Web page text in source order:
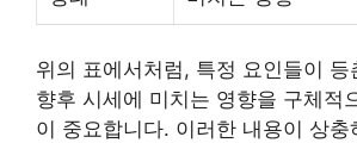
위의 표에서처럼, 특정 요인들이 등
향후 시세에 미치는 영향을 구체적
이 중요합니다. 이러한 내용이 상충